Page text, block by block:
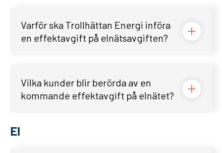
Varför ska Trollhättan Energi införa
en effektavgift på elnätsavgiften?
Vilka kunder blir berörda av en
kommande effektavgift på elnätet?
El